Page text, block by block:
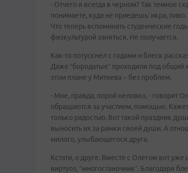
- Отчего я всегда в черном? Так темное
понимаете, куда не приедешь: икра,
Что теперь вспоминать студенческие
физкультурой заняться. Не получается.
Как-то потускнел с годами и блеск
Даже “бородатые” проходили под общий
этом плане у Митяева – без проблем.
- Мне, правда, порой неловко, - говорит
обращаются за участием, помощью.
только радостью. Вот такой праздник
выносить их за рамки своей души. А
милого, улыбающегося друга.
Кстати, о друге. Вместе с Олегом вот
виртуоз, “многостаночник”. Благодаря